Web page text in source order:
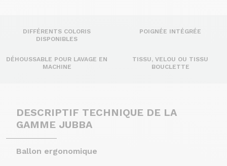
DIFFÉRENTS COLORIS
DISPONIBLES
POIGNÉE INTÉGRÉE
DÉHOUSSABLE POUR LAVAGE EN
MACHINE
TISSU, VELOU OU TISSU
BOUCLETTE
DESCRIPTIF TECHNIQUE DE LA
GAMME JUBBA
Ballon ergonomique